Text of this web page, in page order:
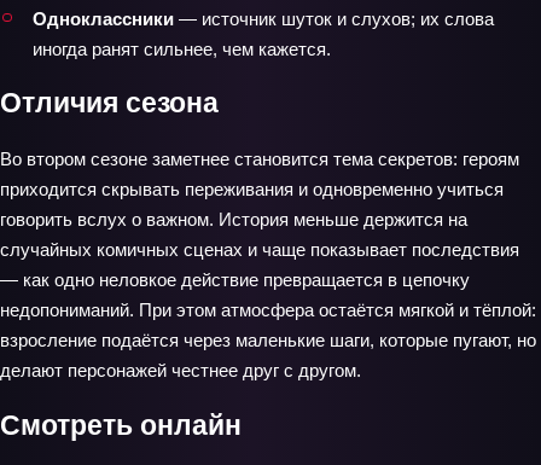
Одноклассники — источник шуток и слухов; их слова
иногда ранят сильнее, чем кажется.
Отличия сезона
Во втором сезоне заметнее становится тема секретов: героям
приходится скрывать переживания и одновременно учиться
говорить вслух о важном. История меньше держится на
случайных комичных сценах и чаще показывает последствия
— как одно неловкое действие превращается в цепочку
недопониманий. При этом атмосфера остаётся мягкой и тёплой:
взросление подаётся через маленькие шаги, которые пугают, но
делают персонажей честнее друг с другом.
Смотреть онлайн